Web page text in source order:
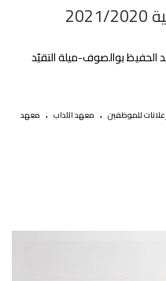
الحفيظ بوالصوف-ميلة التقيّد
للموظفين . معهد الآداب . معهد